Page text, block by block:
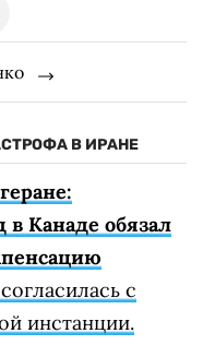
В ИРАНЕ
Канаде обязал
с
инстанции.